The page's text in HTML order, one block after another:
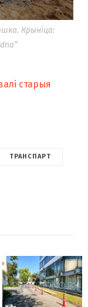
Крыніца:
старыя
ТРАНСПАРТ